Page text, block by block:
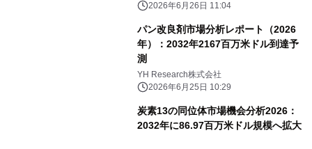
2026年6月26日 11:04
パン改良剤市場分析レポート（2026
年）：2032年2167百万米ドル到達予
測
YH Research株式会社
2026年6月25日 10:29
炭素13の同位体市場機会分析2026：
2032年に86.97百万米ドル規模へ拡大